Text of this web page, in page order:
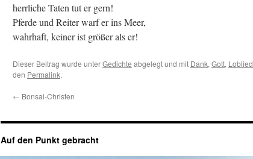
herrliche Taten tut er gern!
Pferde und Reiter warf er ins Meer,
wahrhaft, keiner ist größer als er!
Dieser Beitrag wurde unterGedichte abgelegt und mit Dank, Gott, Loblied
den Permalink.
← Bonsai-Christen
Auf den Punkt gebracht